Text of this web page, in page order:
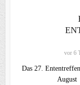
vor 6
Das 27.
August